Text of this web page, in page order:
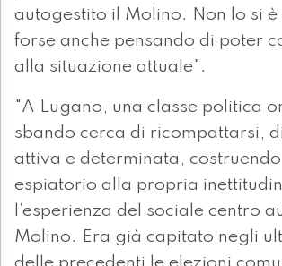
autogestito il Molino. Non lo si
forse anche pensando di poter
alla situazione attuale".
"A Lugano, una classe politica
sbando cerca di ricompattarsi,
attiva e determinata,
espiatorio alla propria
l’esperienza del sociale centro
Molino. Era già capitato negli